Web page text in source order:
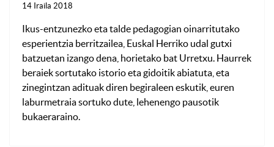
14 Iraila 2018
Ikus-entzunezko eta talde pedagogian oinarritutako
esperientzia berritzailea, Euskal Herriko udal gutxi
batzuetan izango dena, horietako bat Urretxu. Haurrek
beraiek sortutako istorio eta gidoitik abiatuta, eta
zinegintzan adituak diren begiraleen eskutik, euren
laburmetraia sortuko dute, lehenengo pausotik
bukaeraraino.